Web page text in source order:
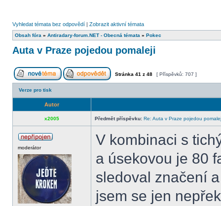
Vyhledat témata bez odpovědí | Zobrazit aktivní témata
Obsah fóra » Antiradary-forum.NET - Obecná témata » Pokec
Auta v Praze pojedou pomaleji
Stránka 41 z 48 [ Příspěvků: 707 ]
Verze pro tisk
Autor
x2005 Předmět příspěvku: Re: Auta v Praze pojedou
moderátor
V kombinaci s
a úsekovou je 80
sledoval značení
jsem se jen